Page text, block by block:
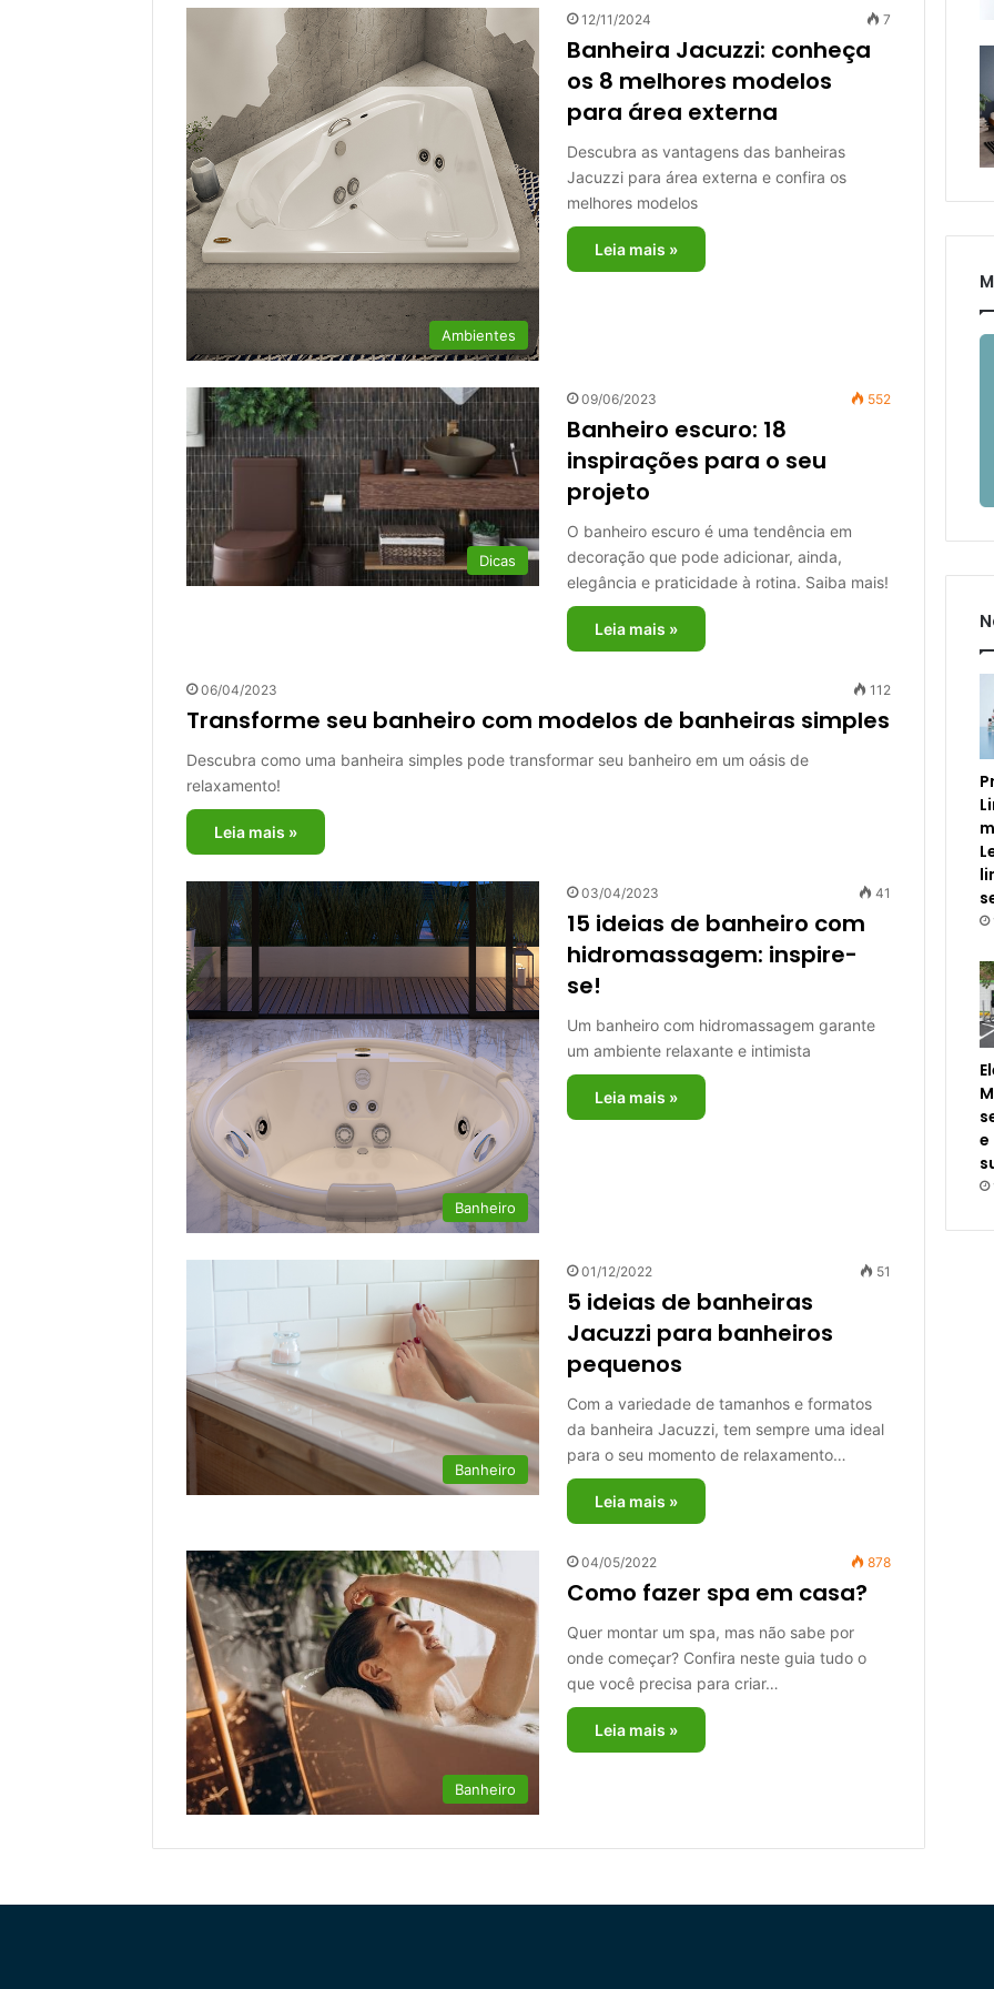
Ambientes
12/11/2024 7
Banheira Jacuzzi: conheça
os 8 melhores modelos
para área externa
Descubra as vantagens das banheiras
Jacuzzi para área externa e confira os
melhores modelos
Leia mais »
Dicas
09/06/2023 552
Banheiro escuro: 18
inspirações para o seu
projeto
O banheiro escuro é uma tendência em
decoração que pode adicionar, ainda,
elegância e praticidade à rotina. Saiba mais!
Leia mais »
06/04/2023 112
Transforme seu banheiro com modelos de banheiras simples
Descubra como uma banheira simples pode transformar seu banheiro em um oásis de
relaxamento!
Leia mais »
Banheiro
03/04/2023 41
15 ideias de banheiro com
hidromassagem: inspire-
se!
Um banheiro com hidromassagem garante
um ambiente relaxante e intimista
Leia mais »
Banheiro
01/12/2022 51
5 ideias de banheiras
Jacuzzi para banheiros
pequenos
Com a variedade de tamanhos e formatos
da banheira Jacuzzi, tem sempre uma ideal
para o seu momento de relaxamento…
Leia mais »
Banheiro
04/05/2022 878
Como fazer spa em casa?
Quer montar um spa, mas não sabe por
onde começar? Confira neste guia tudo o
que você precisa para criar…
Leia mais »
e